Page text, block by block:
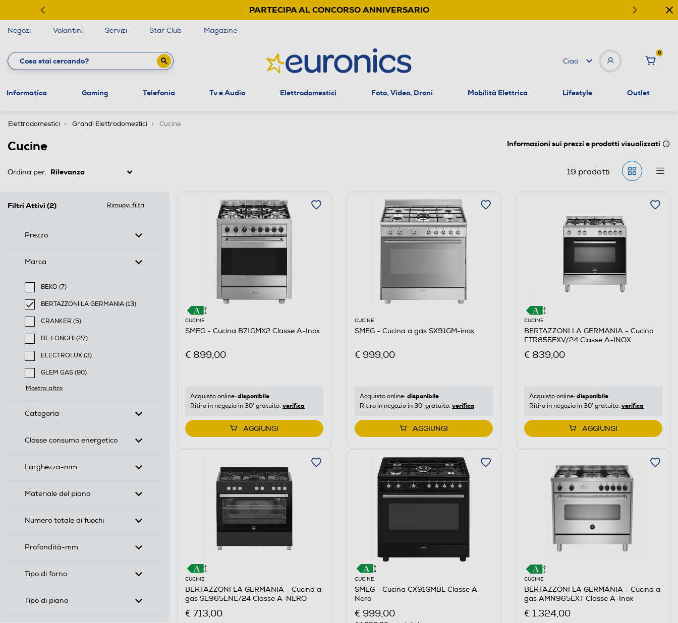
PARTECIPA AL CONCORSO ANNIVERSARIO
Negozi Volantini Servizi Star Club Magazine
Ciao
0
Informatica Gaming Telefonia Tv e Audio Elettrodomestici Foto, Video, Droni Mobilità Elettrica Lifestyle Outlet
Elettrodomestici Grandi Elettrodomestici Cucine
Cucine Informazioni sui prezzi e prodotti visualizzati
Ordina per: 19 prodotti
Filtri Attivi (2) Rimuovi filtri
Prezzo
Marca
BEKO (7)
Filtra per Marca: BEKO
BERTAZZONI LA GERMANIA (13)
selected Filtro applicato per Marca: BERTAZZONI LA GERMANIA
CRANKER (5)
Filtra per Marca: CRANKER
DE LONGHI (27)
Filtra per Marca: DE LONGHI
ELECTROLUX (3)
Filtra per Marca: ELECTROLUX
GLEM GAS (90)
Filtra per Marca: GLEM GAS
Mostra altro
Categoria
Classe consumo energetico
Larghezza-mm
Materiale del piano
Numero totale di fuochi
Profondità-mm
Tipo di forno
Tipo di piano
CUCINE
SMEG - Cucina B71GMX2 Classe A-Inox
€ 899,00
Acquisto online: disponibile
Ritiro in negozio in 30' gratuito: verifica
AGGIUNGI
CUCINE
SMEG - Cucina a gas SX91GM-inox
€ 999,00
Acquisto online: disponibile
Ritiro in negozio in 30' gratuito: verifica
AGGIUNGI
CUCINE
BERTAZZONI LA GERMANIA - Cucina
FTR855EXV/24 Classe A-INOX
€ 839,00
Acquisto online: disponibile
Ritiro in negozio in 30' gratuito: verifica
AGGIUNGI
CUCINE
BERTAZZONI LA GERMANIA - Cucina a
gas SE965ENE/24 Classe A-NERO
€ 713,00
CUCINE
SMEG - Cucina CX91GMBL Classe A-
Nero
€ 999,00
CUCINE
BERTAZZONI LA GERMANIA - Cucina a
gas AMN965EXT Classe A-Inox
€ 1.324,00